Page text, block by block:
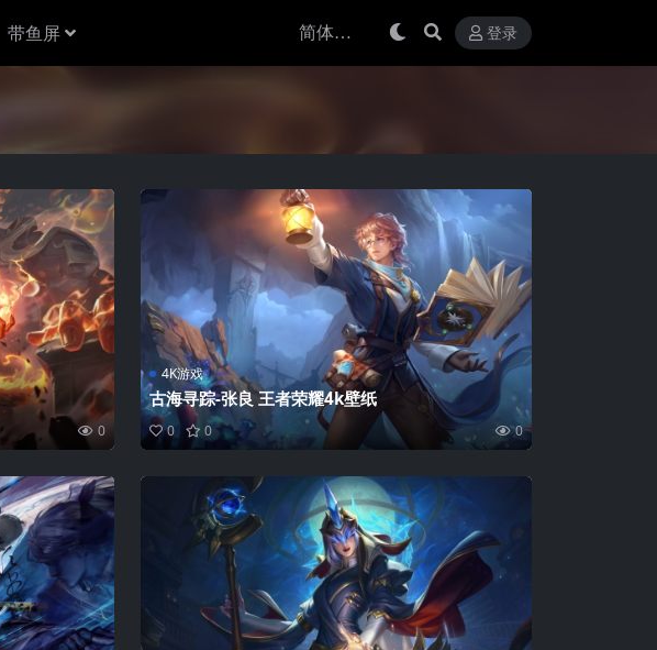
带鱼屏 登录
0
4K游戏
古海寻踪-张良 王者荣耀4k壁纸
0 0 0